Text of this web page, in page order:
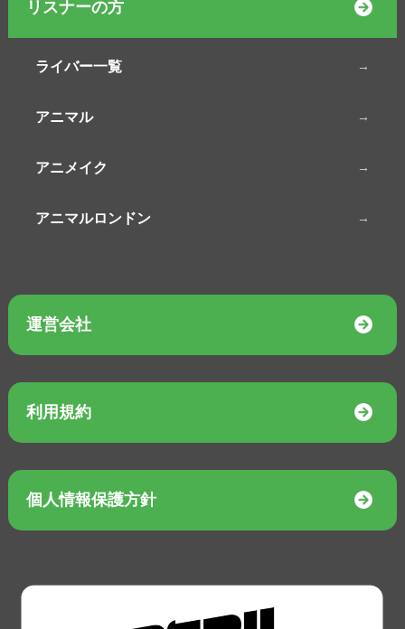
リスナーの方
ライバー一覧
アニマル
アニメイク
アニマルロンドン
運営会社
利用規約
個人情報保護方針